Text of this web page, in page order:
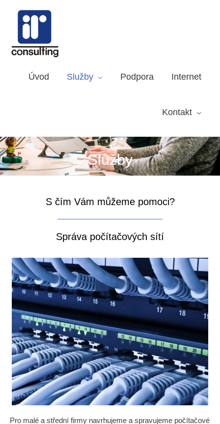
Úvod Služby Podpora Internet
Kontakt
Služby
S čím Vám můžeme pomoci?
Správa počítačových sítí
Pro malé a střední firmy navrhujeme a spravujeme počítačové